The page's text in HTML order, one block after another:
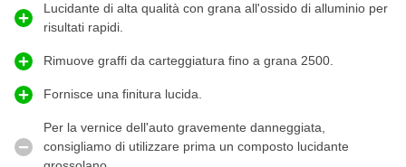
Come rimuovere i graffi dalla vernice dell'auto
Il lucidante Fine Cut di Koch Chemie
vernice di media e grande entità.È un lucidante correttivo
molto rapido, appositamente sviluppato per la rimozione di graffi
e segni di usura moderati. Koch Chemie F6.01 è molto
economico e la sua tecnologia esclusiva consente di correggere
qualsiasi tipo di vernice in modo rapido ed efficace senza l'utilizzo
di oli di mascheratura. Questo lucidante esclusivo è adatto a tutti i
Lucidante di alta qualità con grana all'ossido di alluminio per
risultati rapidi.
Rimuove graffi da carteggiatura fino a grana 2500.
Fornisce una finitura lucida.
Per la vernice dell'auto gravemente danneggiata,
consigliamo di utilizzare prima un composto lucidante